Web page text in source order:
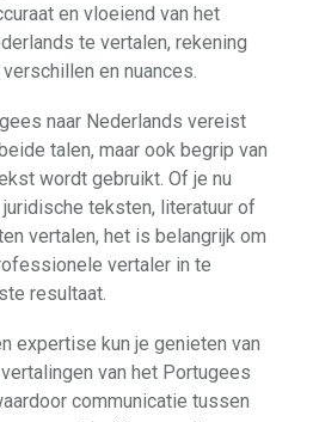
en vloeiend van het
te vertalen, rekening
en nuances.
naar Nederlands vereist
talen, maar ook begrip van
wordt gebruikt. Of je nu
teksten, literatuur of
vertalen, het is belangrijk om
vertaler in te
resultaat.
expertise kun je genieten van
van het Portugees
communicatie tussen